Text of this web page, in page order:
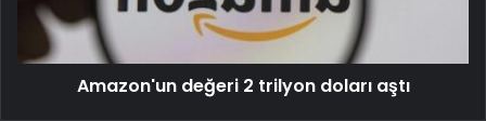
Amazon'un değeri 2 trilyon doları aştı